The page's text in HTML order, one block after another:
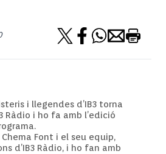
i llegendes d’IB3 torna
Ràdio i ho fa amb l’edició
Chema Font i el seu equip,
d’IB3 Ràdio, i ho fan amb